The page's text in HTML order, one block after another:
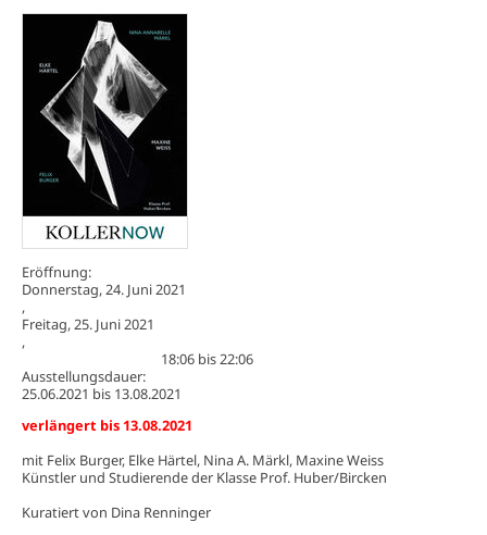
Eröffnung:
Donnerstag, 24. Juni 2021
,
Freitag, 25. Juni 2021
,
18:06 bis22:06
Ausstellungsdauer:
25.06.2021 bis 13.08.2021
verlängert bis 13.08.2021
mit Felix Burger, Elke Härtel, Nina A. Märkl, Maxine Weiss
Künstler und Studierende der Klasse Prof. Huber/Bircken
Kuratiert von Dina Renninger